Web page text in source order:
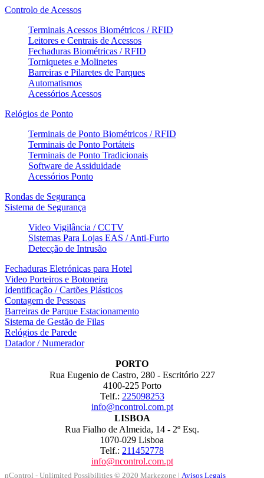
Controlo de Acessos
Terminais Acessos Biométricos / RFID
Leitores e Centrais de Acessos
Fechaduras Biométricas / RFID
Torniquetes e Molinetes
Barreiras e Pilaretes de Parques
Automatismos
Acessórios Acessos
Relógios de Ponto
Terminais de Ponto Biométricos / RFID
Terminais de Ponto Portáteis
Terminais de Ponto Tradicionais
Software de Assiduidade
Acessórios Ponto
Rondas de Segurança
Sistema de Segurança
Video Vigilância / CCTV
Sistemas Para Lojas EAS / Anti-Furto
Detecção de Intrusão
Fechaduras Eletrónicas para Hotel
Video Porteiros e Botoneira
Identificação / Cartões Plásticos
Contagem de Pessoas
Barreiras de Parque Estacionamento
Sistema de Gestão de Filas
Relógios de Parede
Datador / Numerador
PORTO
Rua Eugenio de Castro, 280 - Escritório 227
4100-225 Porto
Telf.: 225098253
info@ncontrol.com.pt
LISBOA
Rua Fialho de Almeida, 14 - 2º Esq.
1070-029 Lisboa
Telf.: 211452778
info@ncontrol.com.pt
nControl - Unlimited Possibilities © 2020 Markezone | Avisos Legais